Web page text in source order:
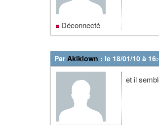
Déconnecté
ParAkiklown : le 18/01/10 à
et il